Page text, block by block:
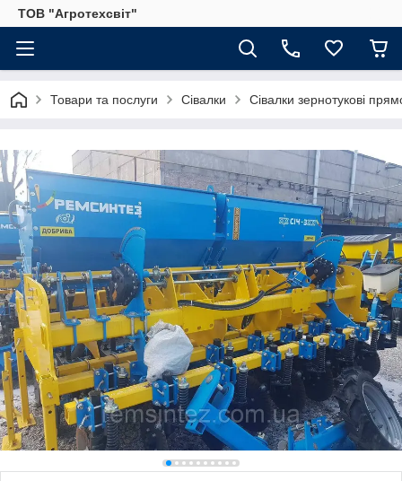
ТОВ "Агротехсвіт"
Товари та послуги Сівалки Сівалки зернотукові